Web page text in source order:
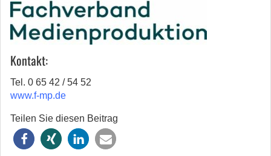
Kontakt:
Tel. 0 65 42 / 54 52
www.f-mp.de
Teilen Sie diesen Beitrag